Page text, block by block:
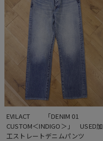
EVILACT 　　「DENIM 01
CUSTOM＜INDIGO＞」　USED加
工ストレートデニムパンツ